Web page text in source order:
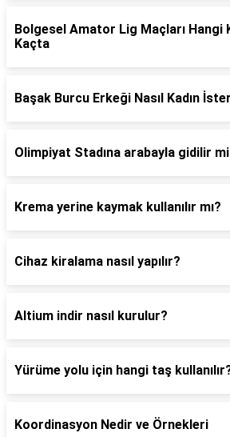
Bolgesel Amator Lig Maçları Hangi
Kaçta
Başak Burcu Erkeği Nasıl Kadın
Olimpiyat Stadına arabayla gidilir mi
Krema yerine kaymak kullanılır mı?
Cihaz kiralama nasıl yapılır?
Altium indir nasıl kurulur?
Yürüme yolu için hangi taş
Koordinasyon Nedir ve Örnekleri